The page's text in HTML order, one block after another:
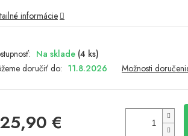
Na sklade (4 ks)
doručiť do: 11.8.2026 Možnosti
25,90 €
informácie